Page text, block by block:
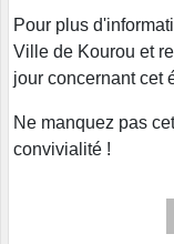
Pour plus
Ville de Kourou et
jour concernant cet
Ne manquez pas
convivialité !